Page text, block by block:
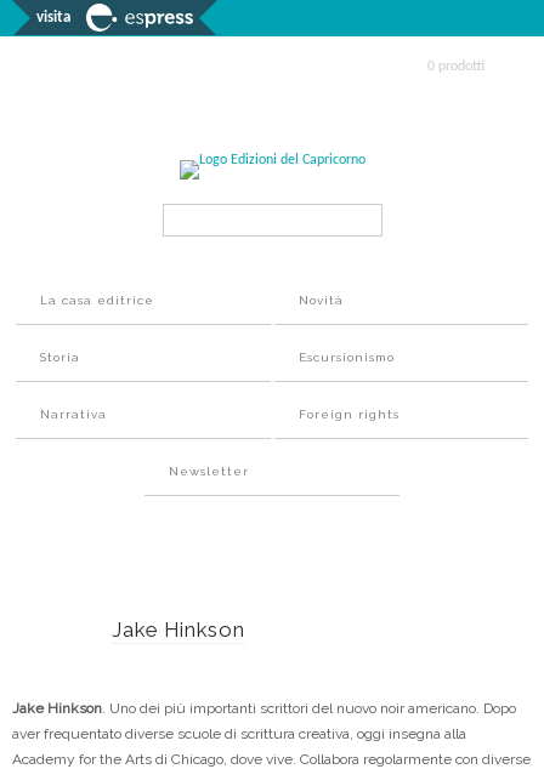
visita
0 prodotti
La casa editrice Novità
Storia Escursionismo
Narrativa Foreign rights
Newsletter
Jake Hinkson
Jake Hinkson . Uno dei più importanti scrittori del nuovo noir americano. Dopo
aver frequentato diverse scuole di scrittura creativa, oggi insegna alla
Academy for the Arts di Chicago, dove vive. Collabora regolarmente con diverse